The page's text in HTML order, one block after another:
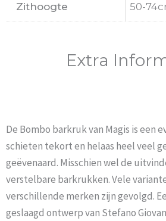
Zithoogte 50-
Extra
De Bombo barkruk van Magis is een
schieten tekort en helaas heel veel
geëvenaard. Misschien wel de
verstelbare barkrukken. Vele
verschillende merken zijn gevolgd.
geslaagd ontwerp van Stefano